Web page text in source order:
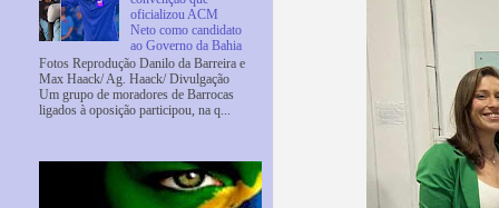
oficializou ACM
Neto como candidato
ao Governo da Bahia
Fotos Reprodução Danilo da Barreira e
Max Haack/ Ag. Haack/ Divulgação
Um grupo de moradores de Barrocas
ligados à oposição participou, na q...